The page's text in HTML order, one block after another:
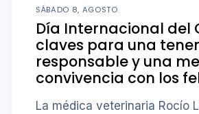
SÁBADO 8, AGOSTO
Día Internacional del
claves para una
responsable y una
convivencia con los
La médica veterinaria Rocío